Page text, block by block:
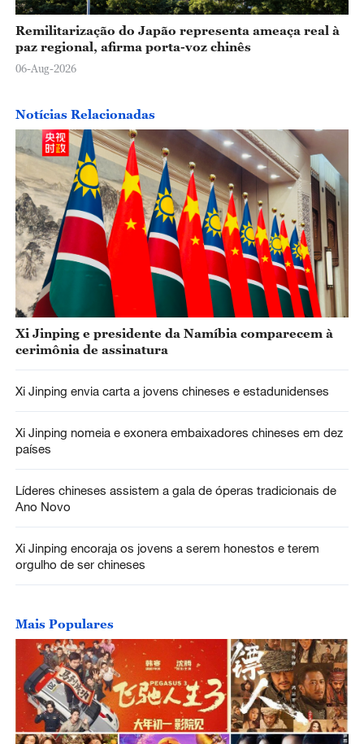
Remilitarização do Japão representa ameaça real à
paz regional, afirma porta-voz chinês
06-Aug-2026
Notícias Relacionadas
Xi Jinping e presidente da Namíbia comparecem à
cerimônia de assinatura
Xi Jinping envia carta a jovens chineses e estadunidenses
Xi Jinping nomeia e exonera embaixadores chineses em dez
países
Líderes chineses assistem a gala de óperas tradicionais de
Ano Novo
Xi Jinping encoraja os jovens a serem honestos e terem
orgulho de ser chineses
Mais Populares